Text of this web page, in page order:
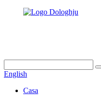
English
Casa